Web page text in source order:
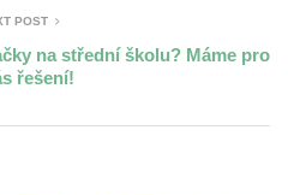
POST
na střední školu? Máme pro
řešení!